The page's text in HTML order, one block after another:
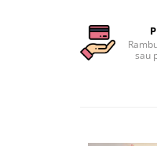
Artificiala De Iepure, 6
Set Lenjerie Pat Blanita
Piese, Cu Pilota Inclusa
sau